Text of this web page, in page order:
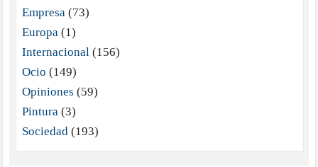
Empresa(73)
Europa(1)
Internacional(156)
Ocio (149)
Opiniones (59)
Pintura(3)
Sociedad(193)